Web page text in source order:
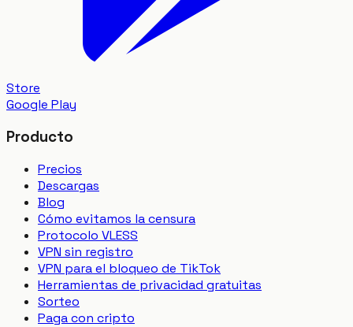
Store
Google Play
Producto
Precios
Descargas
Blog
Cómo evitamos la censura
Protocolo VLESS
VPN sin registro
VPN para el bloqueo de TikTok
Herramientas de privacidad gratuitas
Sorteo
Paga con cripto